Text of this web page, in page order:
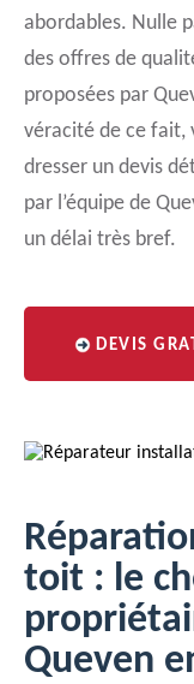
abordables. Nulle
des offres de
proposées par
véracité de ce fait,
dresser un devis
par l’équipe de
un délai très bref.
DEVIS
toit : le
Queven